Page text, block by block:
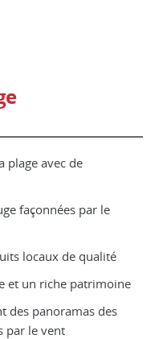
plage avec de
façonnées par le
locaux de qualité
et un riche patrimoine
des panoramas des
par le vent